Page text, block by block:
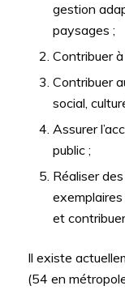
gestion
paysages ;
Contribuer
Contribuer
social,
Assurer
public ;
Réaliser
et
Il existe
(54 en